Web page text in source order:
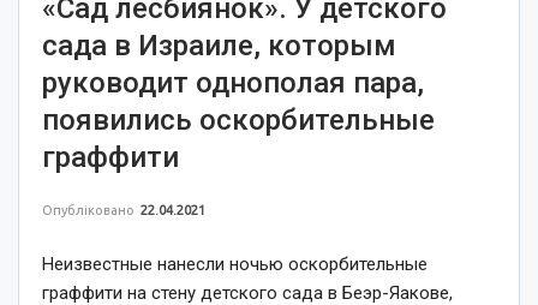
«Сад лесбиянок». У детского
сада в Израиле, которым
руководит однополая пара,
появились оскорбительные
граффити
Опубліковано 22.04.2021
Неизвестные нанесли ночью оскорбительные
граффити на стену детского сада в Беэр-Яакове,